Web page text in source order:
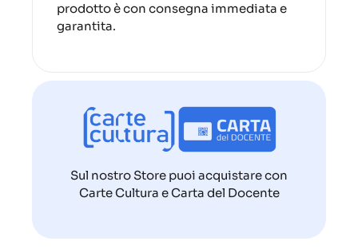
prodotto è con consegna immediata e
garantita.
Sul nostro Store puoi acquistare con
Carte Cultura e Carta del Docente